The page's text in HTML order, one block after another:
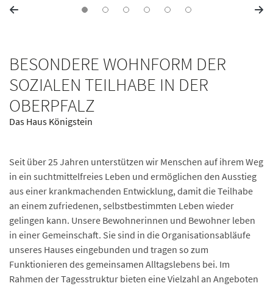
BESONDERE WOHNFORM DER
SOZIALEN TEILHABE IN DER
OBERPFALZ
Das Haus Königstein
Seit über 25 Jahren unterstützen wir Menschen auf ihrem Weg
in ein suchtmittelfreies Leben und ermöglichen den Ausstieg
aus einer krankmachenden Entwicklung, damit die Teilhabe
an einem zufriedenen, selbstbestimmten Leben wieder
gelingen kann. Unsere Bewohnerinnen und Bewohner leben
in einer Gemeinschaft. Sie sind in die Organisationsabläufe
unseres Hauses eingebunden und tragen so zum
Funktionieren des gemeinsamen Alltagslebens bei. Im
Rahmen der Tagesstruktur bieten eine Vielzahl an Angeboten